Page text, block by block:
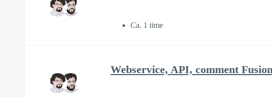
Ca. 1 time
Webservice, API, comment